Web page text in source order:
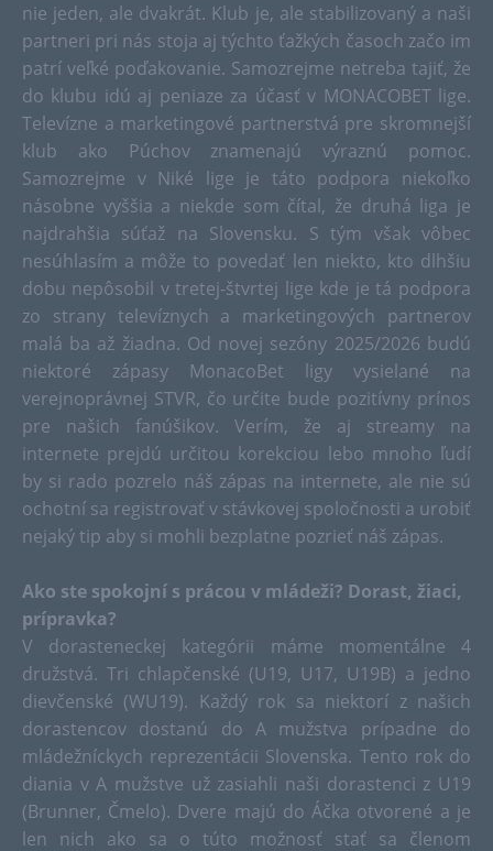
nie jeden, ale dvakrát. Klub je, ale stabilizovaný a naši
partneri pri nás stoja aj týchto ťažkých časoch začo im
patrí veľké poďakovanie. Samozrejme netreba tajiť, že
do klubu idú aj peniaze za účasť v MONACOBET lige.
Televízne a marketingové partnerstvá pre skromnejší
klub ako Púchov znamenajú výraznú pomoc.
Samozrejme v Niké lige je táto podpora niekoľko
násobne vyššia a niekde som čítal, že druhá liga je
najdrahšia súťaž na Slovensku. S tým však vôbec
nesúhlasím a môže to povedať len niekto, kto dlhšiu
dobu nepôsobil v tretej-štvrtej lige kde je tá podpora
zo strany televíznych a marketingových partnerov
malá ba až žiadna. Od novej sezóny 2025/2026 budú
niektoré zápasy MonacoBet ligy vysielané na
verejnoprávnej STVR, čo určite bude pozitívny prínos
pre našich fanúšikov. Verím, že aj streamy na
internete prejdú určitou korekciou lebo mnoho ľudí
by si rado pozrelo náš zápas na internete, ale nie sú
ochotní sa registrovať v stávkovej spoločnosti a urobiť
nejaký tip aby si mohli bezplatne pozrieť náš zápas.
Ako ste spokojní s prácou v mládeži? Dorast, žiaci,
prípravka?
V dorasteneckej kategórii máme momentálne 4
družstvá. Tri chlapčenské (U19, U17, U19B) a jedno
dievčenské (WU19). Každý rok sa niektorí z našich
dorastencov dostanú do A mužstva prípadne do
mládežníckych reprezentácii Slovenska. Tento rok do
diania v A mužstve už zasiahli naši dorastenci z U19
(Brunner, Čmelo). Dvere majú do Áčka otvorené a je
len nich ako sa o túto možnosť stať sa členom